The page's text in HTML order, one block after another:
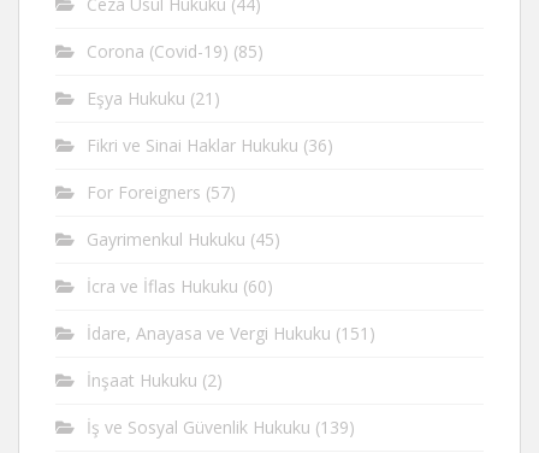
Corona (Covid-19) (85)
Eşya Hukuku (21)
Fikri ve Sinai Haklar Hukuku (36)
For Foreigners (57)
Gayrimenkul Hukuku (45)
İcra ve İflas Hukuku (60)
İdare, Anayasa ve Vergi Hukuku (151)
İnşaat Hukuku (2)
İş ve Sosyal Güvenlik Hukuku (139)